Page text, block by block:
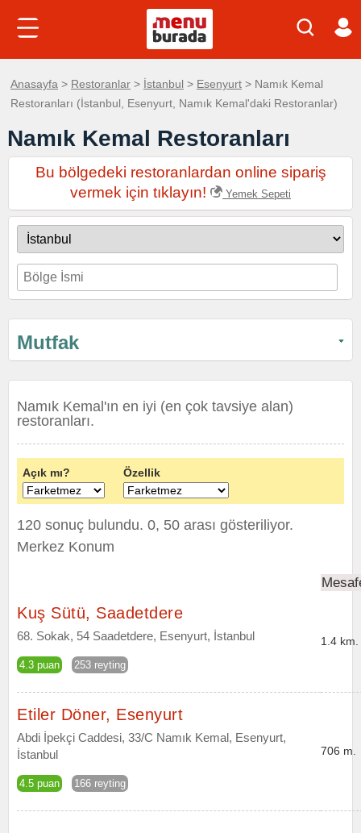
Anasayfa > Restoranlar > İstanbul > Esenyurt > Namık Kemal
Restoranları (İstanbul, Esenyurt, Namık Kemal'daki Restoranlar)
Namık Kemal Restoranları
Bu bölgedeki restoranlardan online sipariş
vermek için tıklayın!
Yemek Sepeti
Mutfak
Namık Kemal'ın en iyi (en çok tavsiye alan)
restoranları.
Açık mı? Özellik
120 sonuç bulundu. 0, 50 arası gösteriliyor.
Merkez Konum
Kuş Sütü, Saadetdere
68. Sokak, 54 Saadetdere, Esenyurt, İstanbul
4.3 puan 253 reyting
1.4 km.
Etiler Döner, Esenyurt
Abdi İpekçi Caddesi, 33/C Namık Kemal, Esenyurt,
İstanbul
4.5 puan 166 reyting
706 m.